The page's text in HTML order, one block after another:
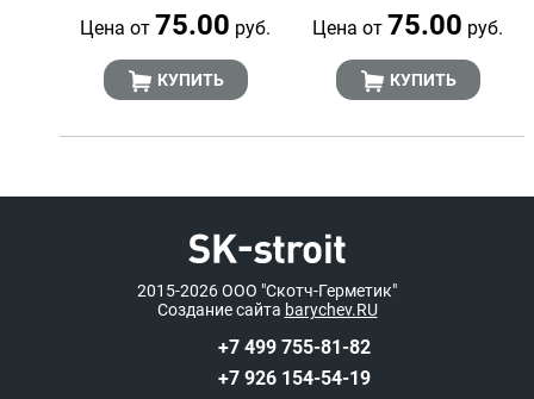
Цена от 75.00 руб.
КУПИТЬ
Цена от 75.00 руб.
КУПИТЬ
2015-2026ООО "Скотч-Герметик"
Создание сайта barychev.RU
+7 499 755-81-82
+7 926 154-54-19